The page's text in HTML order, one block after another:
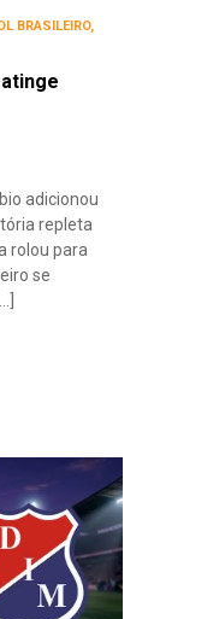
BRASILEIRO,
adicionou
repleta
rolou para
se